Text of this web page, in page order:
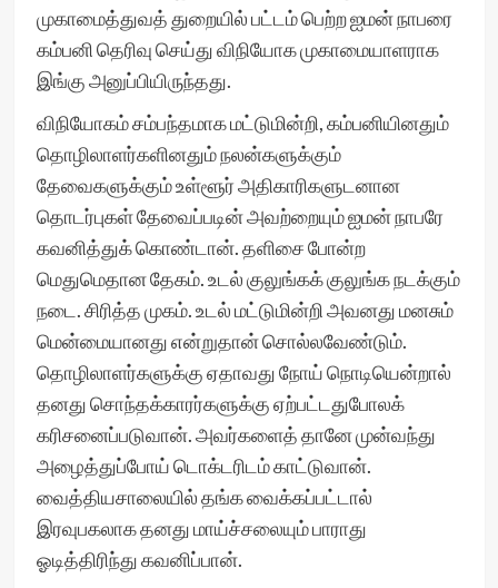
முகாமைத்துவத் துறையில் பட்டம் பெற்ற ஐமன் நாபரை
கம்பனி தெரிவு செய்து விநியோக முகாமையாளராக
இங்கு அனுப்பியிருந்தது.
விநியோகம் சம்பந்தமாக மட்டுமின்றி, கம்பனியினதும்
தொழிலாளர்களினதும் நலன்களுக்கும்
தேவைகளுக்கும் உள்ளூர் அதிகாரிகளுடனான
தொடர்புகள் தேவைப்படின் அவற்றையும் ஐமன் நாபரே
கவனித்துக் கொண்டான். தளிசை போன்ற
மெதுமெதான தேகம். உடல் குலுங்கக் குலுங்க நடக்கும்
நடை. சிரித்த முகம். உடல் மட்டுமின்றி அவனது மனசும்
மென்மையானது என்றுதான் சொல்லவேண்டும்.
தொழிலாளர்களுக்கு ஏதாவது நோய் நொடியென்றால்
தனது சொந்தக்காரர்களுக்கு ஏற்பட்டதுபோலக்
கரிசனைப்படுவான். அவர்களைத் தானே முன்வந்து
அழைத்துப்போய் டொக்டரிடம் காட்டுவான்.
வைத்தியசாலையில் தங்க வைக்கப்பட்டால்
இரவுபகலாக தனது மாய்ச்சலையும் பாராது
ஓடித்திரிந்து கவனிப்பான்.